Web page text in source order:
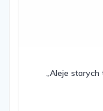
„Aleje starych